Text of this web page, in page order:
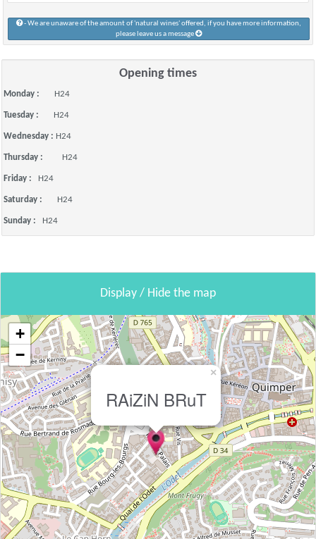
- We are unaware of the amount of 'natural wines' offered, if you have more information,
please leave us a message
Opening times
Monday : H24
Tuesday : H24
Wednesday : H24
Thursday : H24
Friday : H24
Saturday : H24
Sunday : H24
Display / Hide the map
RAiZiN BRuT
×
+
−